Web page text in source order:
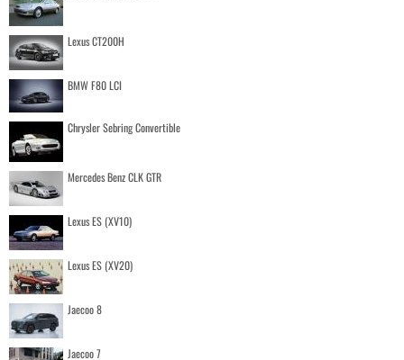
Lexus CT200H
BMW F80 LCI
Chrysler Sebring Convertible
Mercedes Benz CLK GTR
Lexus ES (XV10)
Lexus ES (XV20)
Jaecoo 8
Jaecoo 7